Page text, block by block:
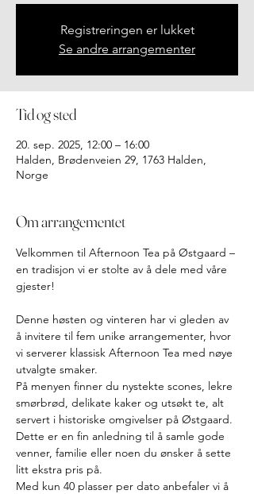
Registreringen er lukket
Se andre arrangementer
Tid og sted
20. sep. 2025, 12:00 – 16:00
Halden, Brødenveien 29, 1763 Halden,
Norge
Om arrangementet
Velkommen til Afternoon Tea på Østgaard –
en tradisjon vi er stolte av å dele med våre
gjester!
Denne høsten og vinteren har vi gleden av
å invitere til fem unike arrangementer, hvor
vi serverer klassisk Afternoon Tea med nøye
utvalgte smaker.
På menyen finner du nystekte scones, lekre
smørbrød, delikate kaker og utsøkt te, alt
servert i historiske omgivelser på Østgaard.
Dette er en fin anledning til å samle gode
venner, familie eller noen du ønsker å sette
litt ekstra pris på.
Med kun 40 plasser per dato anbefaler vi å